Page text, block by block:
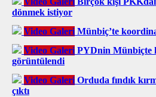
dönmek istiyor
Video Galeri Münbiç’te
Video Galeri PYDnin Münbiçte
görüntülendi​
Video Galeri Orduda fındık
çıktı